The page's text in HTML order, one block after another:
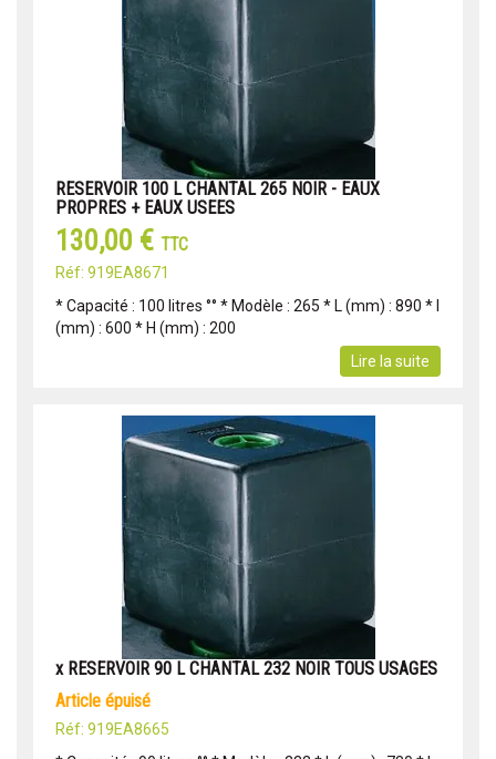
RESERVOIR 100 L CHANTAL 265 NOIR - EAUX
PROPRES + EAUX USEES
130,00 € TTC
Réf: 919EA8671
* Capacité : 100 litres °° * Modèle : 265 * L (mm) : 890 * l
(mm) : 600 * H (mm) : 200
Lire la suite
x RESERVOIR 90 L CHANTAL 232 NOIR TOUS USAGES
article épuisé
Réf: 919EA8665